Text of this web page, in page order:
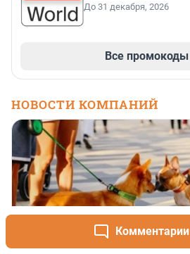
Комментарии
До 31 декабря, 2026
Все промокоды
НОВОСТИ КОМПАНИЙ